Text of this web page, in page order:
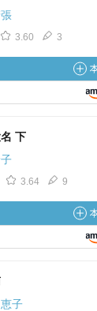
3.60 3
下
3.64 9
子